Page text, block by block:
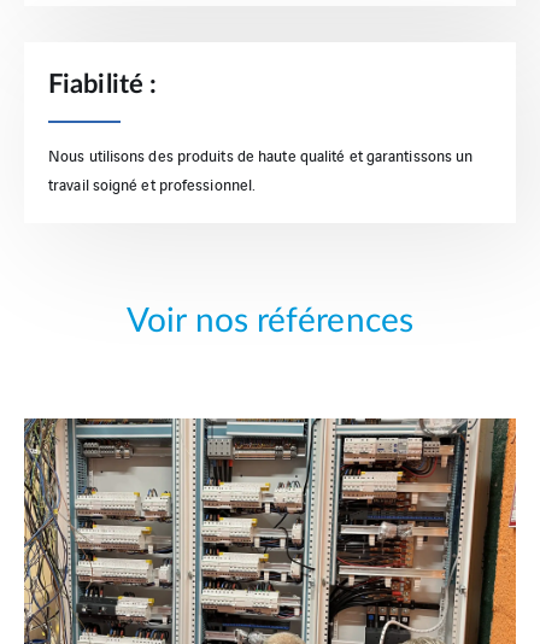
Fiabilité :
Nous utilisons des produits de haute qualité et garantissons un
travail soigné et professionnel.
Voir nos références